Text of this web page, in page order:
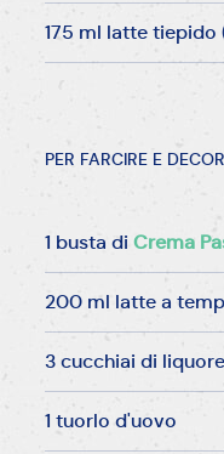
175 ml latte tiepido
PER FARCIRE E
1 busta diCrema
200 ml latte a
3 cucchiai di
1 tuorlo d'uovo